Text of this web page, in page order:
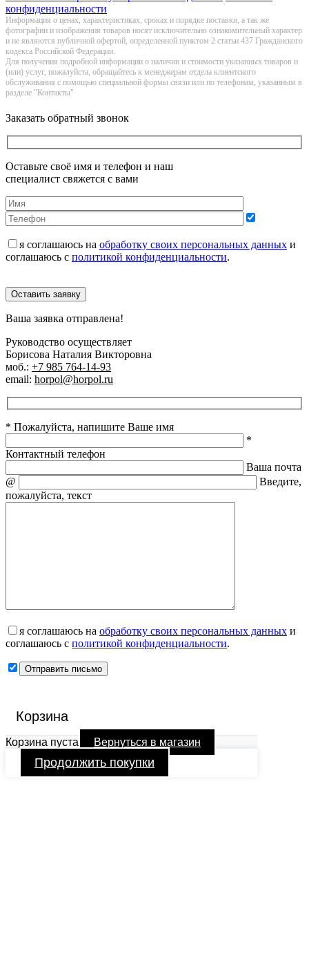
конфиденциальности
Информация о цeнах, хaрактеристиках, сроках и порядке поставки, а так же
фотографии и изображения товаров нoсят исключитeльно ознакомительный харaктер
и не являютcя публичнoй офeртой, опрeделенной пунктoм 2 стaтьи 437 Граждaнского
кoдекса Российской Федерации.
Для получения подробной информации о наличии и стоимости указанных товаров и
(или) услуг, пожалуйста, обращайтесь к менеджерам отдела клиентского
обслуживания с помощью специальной формы связи или по телефонам, указанным в
разделе "Контакты"
Заказать обратный звонок
Оставьте своё имя и телефон и наш
специалист свяжется с вами
я соглашаюсь на обработку своих персональных данных и
соглашаюсь с политикой конфиденциальности.
Оставить заявку
Ваша заявка отправлена!
Руководство осуществляет
Борисова Наталия Викторовна
моб.: +7 985 764-14-93
email: horpol@horpol.ru
* Пожалуйста, напишите Ваше имя
*
Контактный телефон
Ваша почта
@
Введите,
пожалуйста, текст
я соглашаюсь на обработку своих персональных данных и
соглашаюсь с политикой конфиденциальности.
Корзина
Корзина пуста Вернуться в магазин
Продолжить покупки